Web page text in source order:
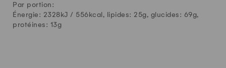
Par portion:
Énergie: 2328kJ / 556 kcal, lipides: 25g, glucides: 69g,
protéines: 13g